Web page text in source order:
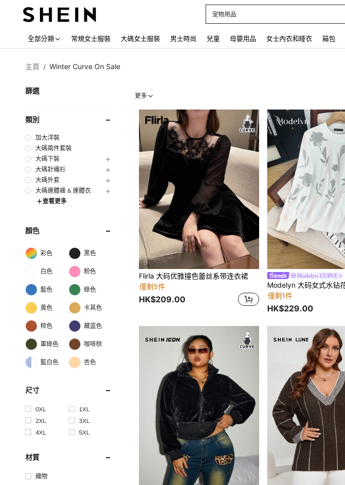
占卜
全部分類 常規女士服裝 大碼女士服裝 男士時尚 兒童 母嬰用品 女士內衣和睡衣 箱包
主頁 / Winter Curve On Sale
篩選
類別
加大洋裝
大碼兩件套裝
大碼下裝
大碼針織衫
大碼外套
大碼連體褲 & 連體衣
查看更多
顏色
彩色 黑色
白色 粉色
藍色 綠色
黃色 卡其色
棕色 藏蓝色
軍綠色 咖啡棕
藍白色 杏色
尺寸
0XL
1XL
2XL
3XL
4XL
5XL
材質
織物
更多
Flirla 大码优雅撞色蕾丝系带连衣裙
僅剩5件
HK$209.00
Modelyn CURVE
僅剩1件
HK$229.00